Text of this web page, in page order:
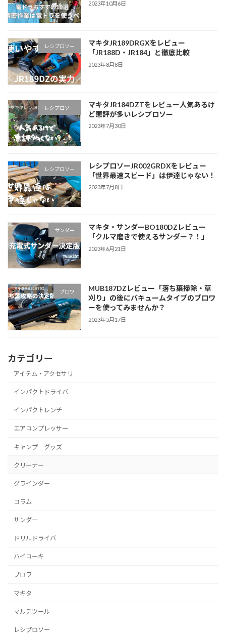
2023年10月6日
レシプロソー
マキタJR189DRGXをレビュー
「JR188D・JR184」と徹底比較
2023年8月8日
レシプロソー
マキタJR184DZTをレビュー人気あるけ
ど悪評が多いレシプロソー
2023年7月30日
レシプロソー
レシプロソーJR002GRDXをレビュー
「世界最速スピード」は伊達じゃない！
2023年7月8日
サンダー
マキタ・サンダーBO180DZレビュー
「クルマ磨きで使えるサンダー？！」
2023年6月21日
ブロワ
MUB187DZレビュー「落ち葉掃除・草
刈り」の後にバキュームタイプのブロワ
ーを使ってみませんか？
2023年5月17日
カテゴリー
アイテム・アクセサリ
インパクトドライバ
インパクトレンチ
エアコンプレッサー
キャンプ グッズ
クリーナー
グラインダー
コラム
サンダー
ドリルドライバ
ハイコーキ
ブロワ
マキタ
マルチツール
レシプロソー